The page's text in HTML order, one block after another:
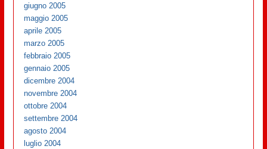
giugno 2005
maggio 2005
aprile 2005
marzo 2005
febbraio 2005
gennaio 2005
dicembre 2004
novembre 2004
ottobre 2004
settembre 2004
agosto 2004
luglio 2004